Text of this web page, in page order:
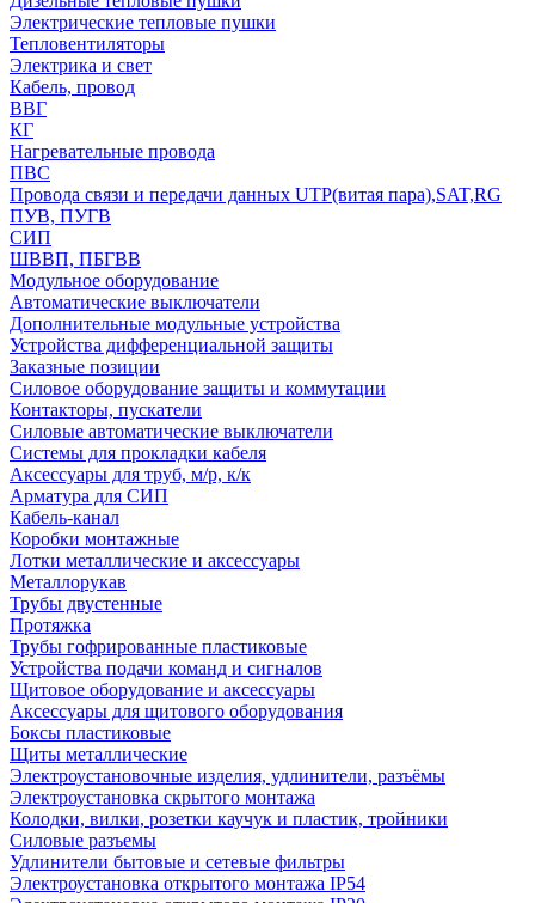
Электрические тепловые пушки
Тепловентиляторы
Электрика и свет
Кабель, провод
ВВГ
КГ
Нагревательные провода
ПВС
Провода связи и передачи данных UTP(витая пара),SAT,RG
ПУВ, ПУГВ
СИП
ШВВП, ПБГВВ
Модульное оборудование
Автоматические выключатели
Дополнительные модульные устройства
Устройства дифференциальной защиты
Заказные позиции
Силовое оборудование защиты и коммутации
Контакторы, пускатели
Силовые автоматические выключатели
Системы для прокладки кабеля
Аксессуары для труб, м/р, к/к
Арматура для СИП
Кабель-канал
Коробки монтажные
Лотки металлические и аксессуары
Металлорукав
Трубы двустенные
Протяжка
Трубы гофрированные пластиковые
Устройства подачи команд и сигналов
Щитовое оборудование и аксессуары
Аксессуары для щитового оборудования
Боксы пластиковые
Щиты металлические
Электроустановочные изделия, удлинители, разъёмы
Электроустановка скрытого монтажа
Колодки, вилки, розетки каучук и пластик, тройники
Силовые разъемы
Удлинители бытовые и сетевые фильтры
Электроустановка открытого монтажа IP54